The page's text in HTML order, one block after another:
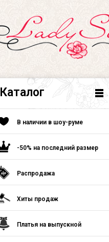
Каталог
В наличии в шоу-руме
-50% на последний размер
Распродажа
Хиты продаж
Платья на выпускной